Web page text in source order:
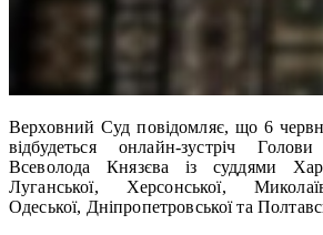
Верховний Суд повідомляє, що 6
відбудеться онлайн-зустріч
Всеволода Князєва із суддями
Луганської, Херсонської,
Одеської, Дніпропетровської та